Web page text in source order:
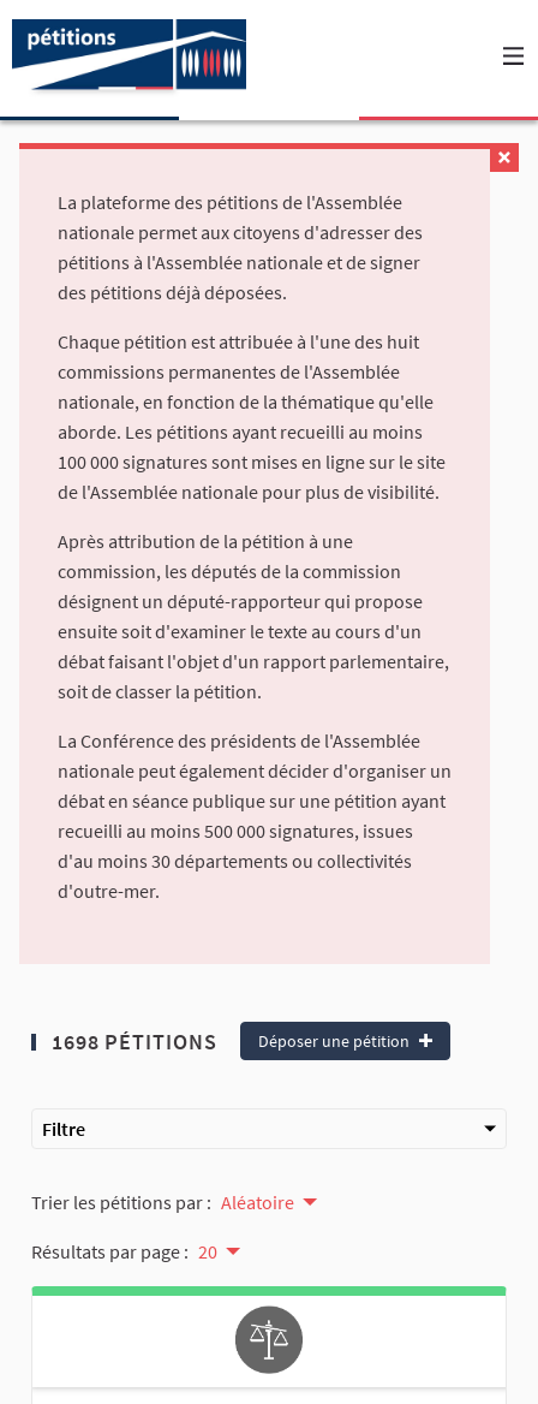
La plateforme des pétitions de l'Assemblée
nationale permet aux citoyens d'adresser des
pétitions à l'Assemblée nationale et de signer
des pétitions déjà déposées.
Chaque pétition est attribuée à l'une des huit
commissions permanentes de l'Assemblée
nationale, en fonction de la thématique qu'elle
aborde. Les pétitions ayant recueilli au moins
100 000 signatures sont mises en ligne sur le site
de l'Assemblée nationale pour plus de visibilité.
Après attribution de la pétition à une
commission, les députés de la commission
désignent un député-rapporteur qui propose
ensuite soit d'examiner le texte au cours d'un
débat faisant l'objet d'un rapport parlementaire,
soit de classer la pétition.
La Conférence des présidents de l'Assemblée
nationale peut également décider d'organiser un
débat en séance publique sur une pétition ayant
recueilli au moins 500 000 signatures, issues
d'au moins 30 départements ou collectivités
d'outre-mer.
1698 PÉTITIONS Déposer une pétition
Filtre
Trier les pétitions par : Aléatoire
Résultats par page : 20